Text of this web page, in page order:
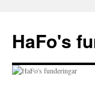
innehåll
HaFo's